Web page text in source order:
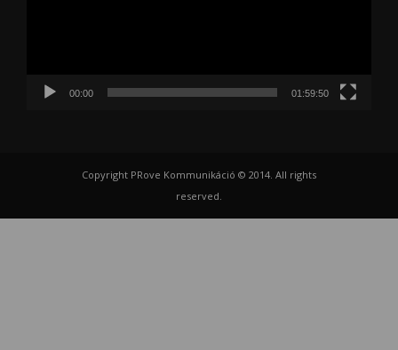
00:00 01:59:50
Copyright PRove Kommunikáció © 2014. All rights
reserved.